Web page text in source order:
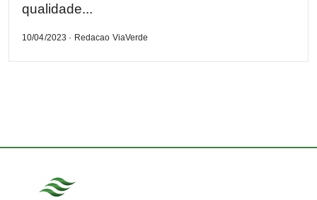
qualidade...
10/04/2023 · Redacao ViaVerde